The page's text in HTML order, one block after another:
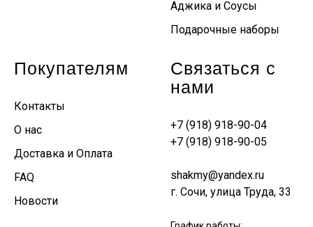
Аджика и Соусы
Подарочные наборы
Покупателям
Контакты
О нас
Доставка и Оплата
FAQ
Новости
Связаться с
нами
+7 (918) 918-90-04
+7 (918) 918-90-05
shakmy@yandex.ru
г. Сочи, улица Труда, 33